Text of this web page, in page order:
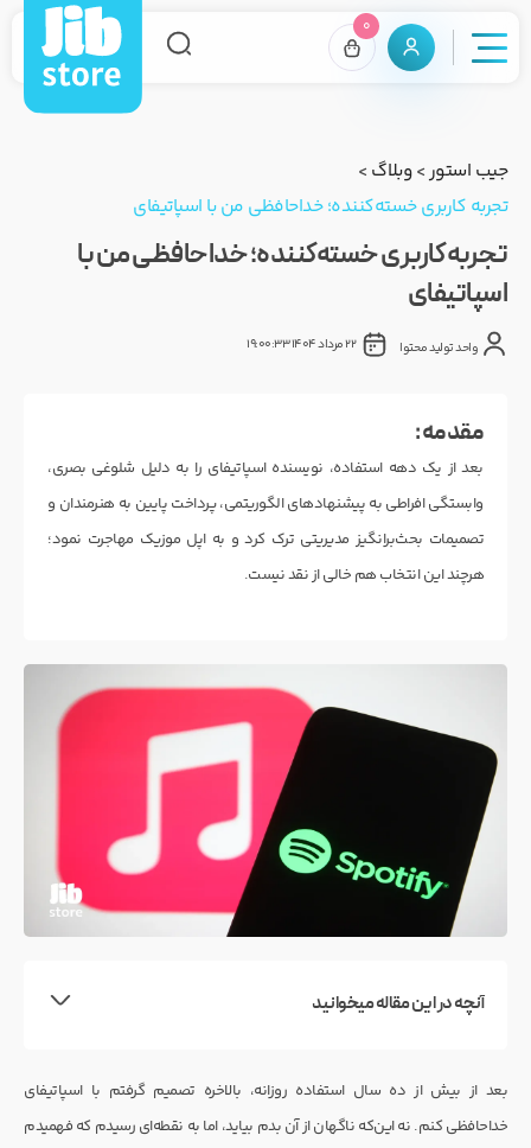
0
جیب استور>وبلاگ >
تجربه کاربری خسته‌کننده؛ خداحافظی من با اسپاتیفای
تجربه کاربری خسته‌کننده؛ خداحافظی من با
اسپاتیفای
واحد تولید محتوا 22 مرداد 1404 19:00:33
مقدمه :
بعد از یک دهه استفاده، نویسنده اسپاتیفای را به دلیل شلوغی بصری،
وابستگی افراطی به پیشنهادهای الگوریتمی، پرداخت پایین به هنرمندان و
تصمیمات بحث‌برانگیز مدیریتی ترک کرد و به اپل موزیک مهاجرت نمود؛
هرچند این انتخاب هم خالی از نقد نیست.
آنچه در این مقاله میخوانید
بعد از بیش از ده سال استفاده روزانه، بالاخره تصمیم گرفتم با اسپاتیفای
خداحافظی کنم. نه این‌که ناگهان از آن بدم بیاید، اما به نقطه‌ای رسیدم که فهمیدم